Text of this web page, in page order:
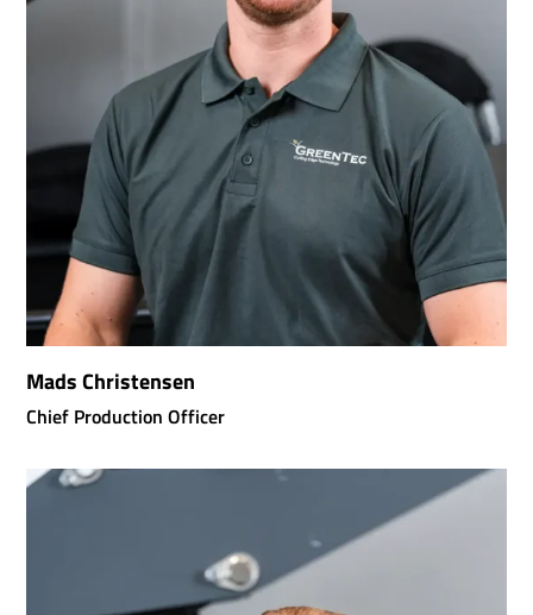
Mads Christensen
Chief Production Officer